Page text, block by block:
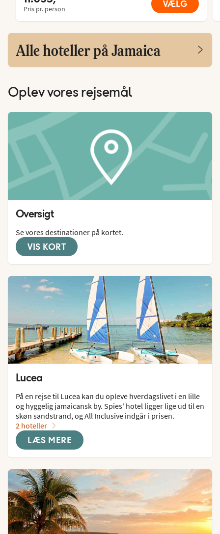
Pris pr. person VÆLG
Alle hoteller på Jamaica
Oplev vores rejsemål
Oversigt
Se vores destinationer på kortet.
VIS KORT
Lucea
På en rejse til Lucea kan du opleve hverdagslivet i en lille
og hyggelig jamaicansk by. Spies' hotel ligger lige ud til en
skøn sandstrand, og All Inclusive indgår i prisen.
2 hoteller
LÆS MERE